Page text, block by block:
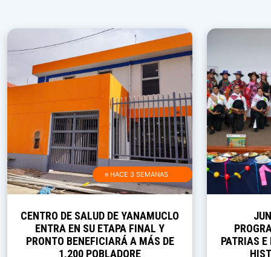
≡ HACE 3 SEMANAS
CENTRO DE SALUD DE YANAMUCLO
ENTRA EN SU ETAPA FINAL Y
PRONTO BENEFICIARÁ A MÁS DE
1,200 POBLADORE
PATRIAS